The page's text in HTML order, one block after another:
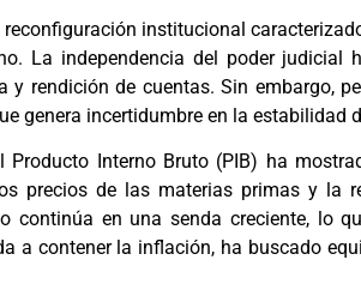
institucional
La independencia del poder
y rendición de cuentas. Sin embargo,
genera incertidumbre en la estabilidad
Producto Interno Bruto (PIB) ha
precios de las materias primas y la
continúa en una senda creciente, lo
a contener la inflación, ha buscado